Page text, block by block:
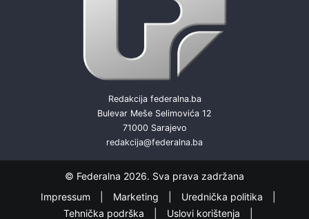
Redakcija federalna.ba
Bulevar Meše Selimovića 12
71000 Sarajevo
redakcija@federalna.ba
© Federalna 2026. Sva prava zadržana
Impressum
Marketing
Urednička politika
Tehnička podrška
Uslovi korištenja